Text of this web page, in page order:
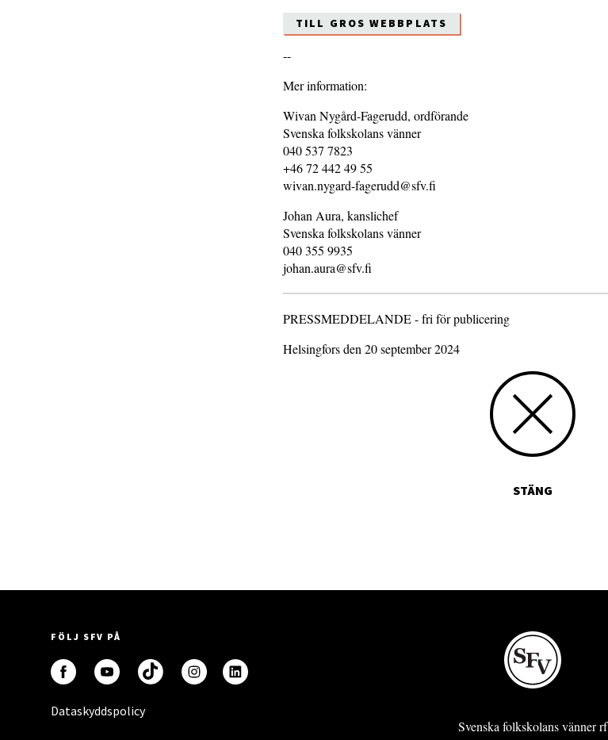
TILL GROS WEBBPLATS
--
Mer information:
Wivan Nygård-Fagerudd, ordförande
Svenska folkskolans vänner
040 537 7823
+46 72 442 49 55
wivan.nygard-fagerudd@sfv.fi
Johan Aura, kanslichef
Svenska folkskolans vänner
040 355 9935
johan.aura@sfv.fi
PRESSMEDDELANDE - fri för publicering
Helsingfors den 20 september 2024
STÄNG
FÖLJ SFV PÅ
Dataskyddspolicy
Svenska folkskolans vänner rf